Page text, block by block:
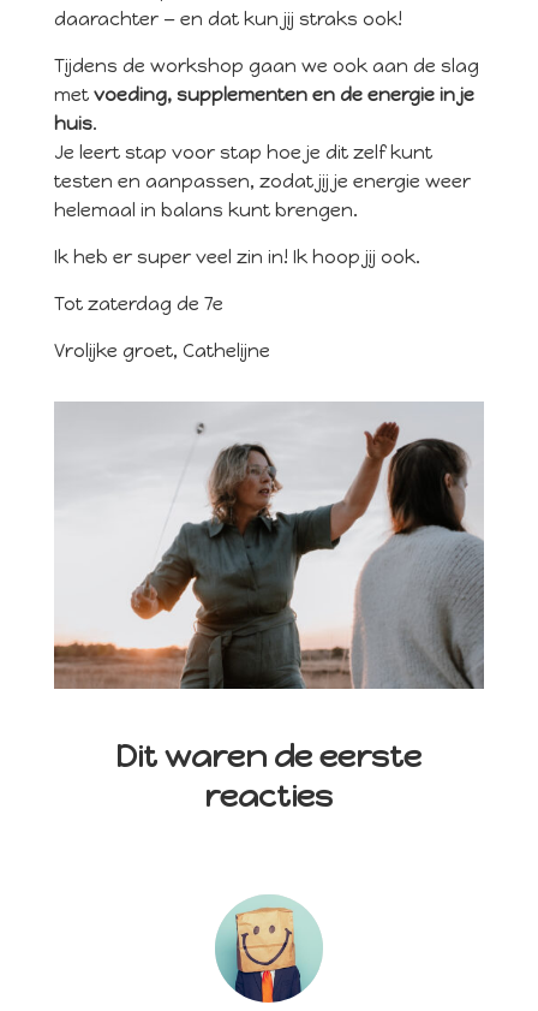
daarachter — en dat kun jij straks ook!
Tijdens de workshop gaan we ook aan de slag
met voeding, supplementen en de energie in je
huis.
Je leert stap voor stap hoe je dit zelf kunt
testen en aanpassen, zodat jij je energie weer
helemaal in balans kunt brengen.
Ik heb er super veel zin in! Ik hoop jij ook.
Tot zaterdag de 7e
Vrolijke groet, Cathelijne
Dit waren de eerste
reacties